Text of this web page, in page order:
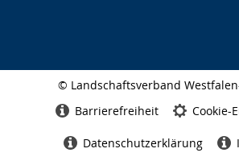
© Landschaftsverband
Barrierefreiheit Cookie-
Datenschutzerklärung